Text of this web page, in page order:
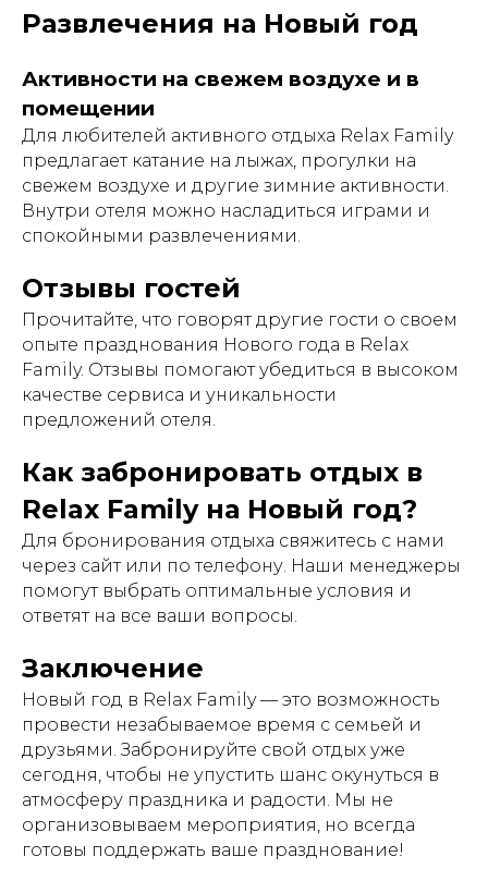
Развлечения на Новый год
Активности на свежем воздухе и в
помещении
Для любителей активного отдыха Relax Family
предлагает катание на лыжах, прогулки на
свежем воздухе и другие зимние активности.
Внутри отеля можно насладиться играми и
спокойными развлечениями.
Отзывы гостей
Прочитайте, что говорят другие гости о своем
опыте празднования Нового года в Relax
Family. Отзывы помогают убедиться в высоком
качестве сервиса и уникальности
предложений отеля.
Как забронировать отдых в
Relax Family на Новый год?
Для бронирования отдыха свяжитесь с нами
через сайт или по телефону. Наши менеджеры
помогут выбрать оптимальные условия и
ответят на все ваши вопросы.
Заключение
Новый год в Relax Family — это возможность
провести незабываемое время с семьей и
друзьями. Забронируйте свой отдых уже
сегодня, чтобы не упустить шанс окунуться в
атмосферу праздника и радости. Мы не
организовываем мероприятия, но всегда
готовы поддержать ваше празднование!